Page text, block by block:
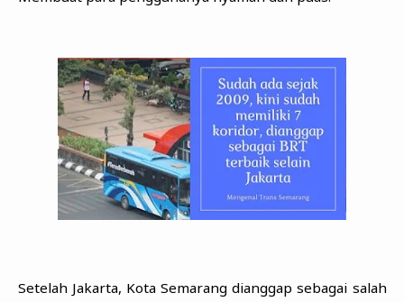
Setelah Jakarta, Kota Semarang dianggap sebagai salah